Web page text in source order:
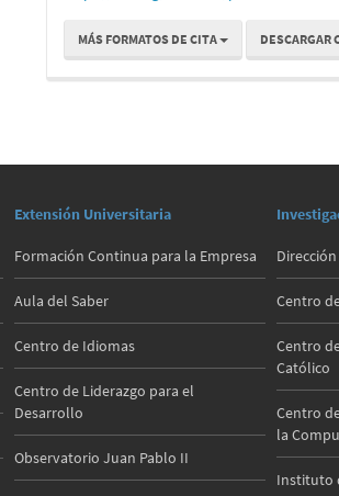
MÁS FORMATOS DE CITA DESCARGAR
Extensión Universitaria
Formación Continua para la Empresa
Aula del Saber
Centro de Idiomas
Centro de Liderazgo para el
Desarrollo
Observatorio Juan Pablo II
Centro
Centro
Católico
Centro
la
Instituto